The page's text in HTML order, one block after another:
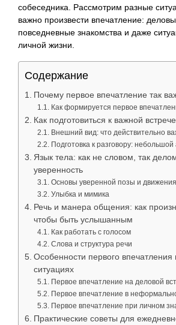
собеседника. Рассмотрим разные
важно произвести впечатление:
повседневные знакомства и даже
личной жизни.
Содержание
Почему первое впечатление так
Как формируется первое
Как подготовиться к важной встрече
Внешний вид: что действительно
Подготовка к разговору:
Язык тела: как не словом, так
уверенность
Основы уверенной позы и движения
Улыбка и мимика
Речь и манера общения: как
чтобы быть услышанным
Как работать с голосом
Слова и структура речи
Особенности первого впечатления
ситуациях
Первое впечатление на деловой
Первое впечатление в
Первое впечатление при личном
Практические советы для